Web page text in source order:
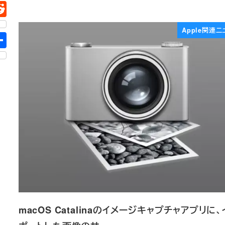
Apple関連ニ
macOS Catalinaのイメージキャプチャアプリに、